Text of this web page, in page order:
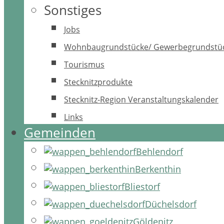
Sonstiges
Jobs
Wohnbaugrundstücke/
Tourismus
Stecknitzprodukte
Stecknitz-Region Veranstaltungskalender
Links
Gemeinden
Behlendorf
Berkenthin
Bliestorf
Düchelsdorf
Göldenitz